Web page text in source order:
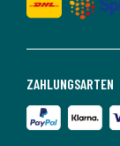
ZAHLUNGSARTEN